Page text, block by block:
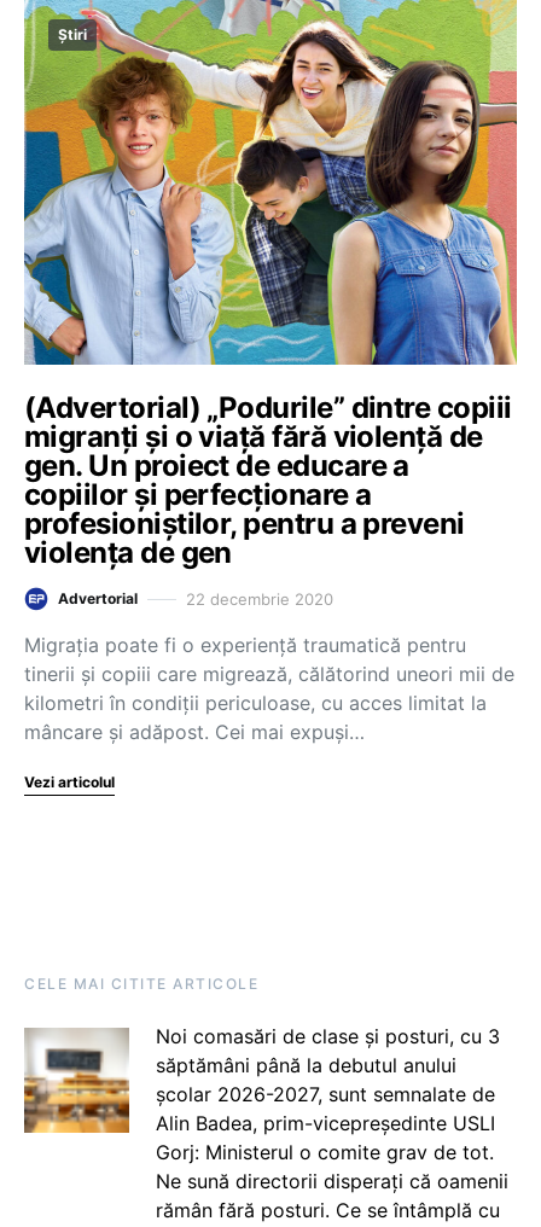
Știri
(Advertorial) „Podurile” dintre copiii
migranți și o viață fără violență de
gen. Un proiect de educare a
copiilor și perfecționare a
profesioniștilor, pentru a preveni
violența de gen
Advertorial 22 decembrie 2020
Migrația poate fi o experiență traumatică pentru
tinerii și copiii care migrează, călătorind uneori mii de
kilometri în condiții periculoase, cu acces limitat la
mâncare și adăpost. Cei mai expuși…
Vezi articolul
CELE MAI CITITE ARTICOLE
Noi comasări de clase și posturi, cu 3
săptămâni până la debutul anului
școlar 2026-2027, sunt semnalate de
Alin Badea, prim-vicepreședinte USLI
Gorj: Ministerul o comite grav de tot.
Ne sună directorii disperați că oamenii
rămân fără posturi. Ce se întâmplă cu